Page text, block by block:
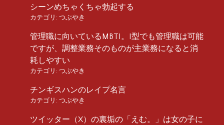
シーンめちゃくちゃ勃起する
カテゴリ: つぶやき
管理職に向いているMBTI。I型でも管理職は可能
ですが、調整業務そのものが主業務になると消
耗しやすい
カテゴリ: つぶやき
チンギスハンのレイプ名言
カテゴリ: つぶやき
ツイッター（X）の裏垢の「えむ。」は女の子に